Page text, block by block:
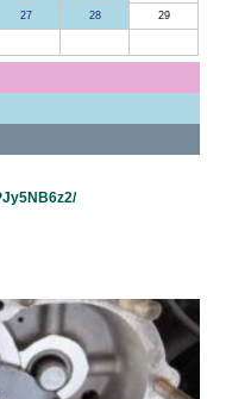
27 28 29